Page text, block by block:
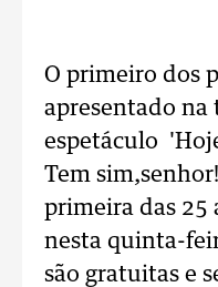
O primeiro dos
apresentado na
espetáculo
Tem
primeira das 25
nesta quinta-
são gratuitas e